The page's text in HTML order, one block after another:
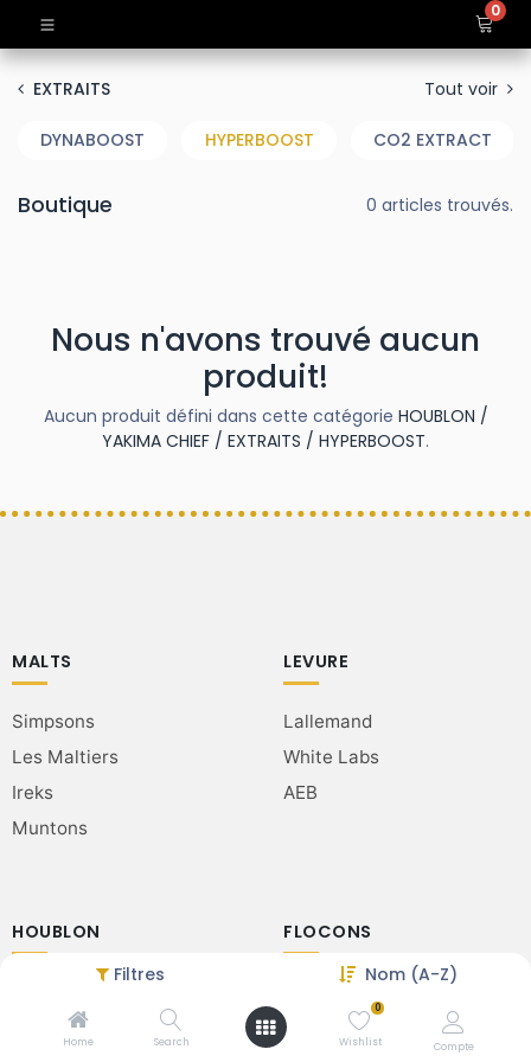
Filtres Nom (A-Z)
Home Search
0
Wishlist Compte
0
EXTRAITS Tout voir
DYNABOOST HYPERBOOST CO2 EXTRACT
Boutique 0 articles trouvés.
Nous n'avons trouvé aucun
produit!
Aucun produit défini dans cette catégorie HOUBLON /
YAKIMA CHIEF / EXTRAITS / HYPERBOOST.
MALTS
Simpsons
Les Maltiers
Ireks
Muntons
LEVURE
Lallemand
White Labs
AEB
HOUBLON
Hop Revolution
FLOCONS
Orge